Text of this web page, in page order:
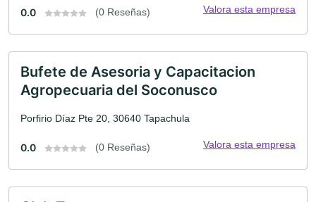
0.0 (0 Reseñas) Valora esta empresa
Bufete de Asesoria y Capacitacion
Agropecuaria del Soconusco
Porfirio Díaz Pte 20, 30640 Tapachula
0.0 (0 Reseñas) Valora esta empresa